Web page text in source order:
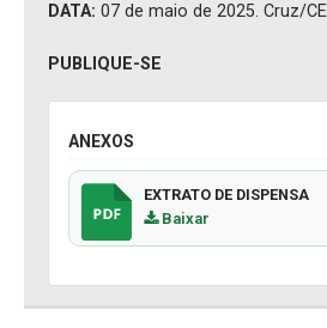
DATA: 07 de maio de 2025. Cruz/CE.
PUBLIQUE-SE
ANEXOS
EXTRATO DE DISPENSA
Baixar